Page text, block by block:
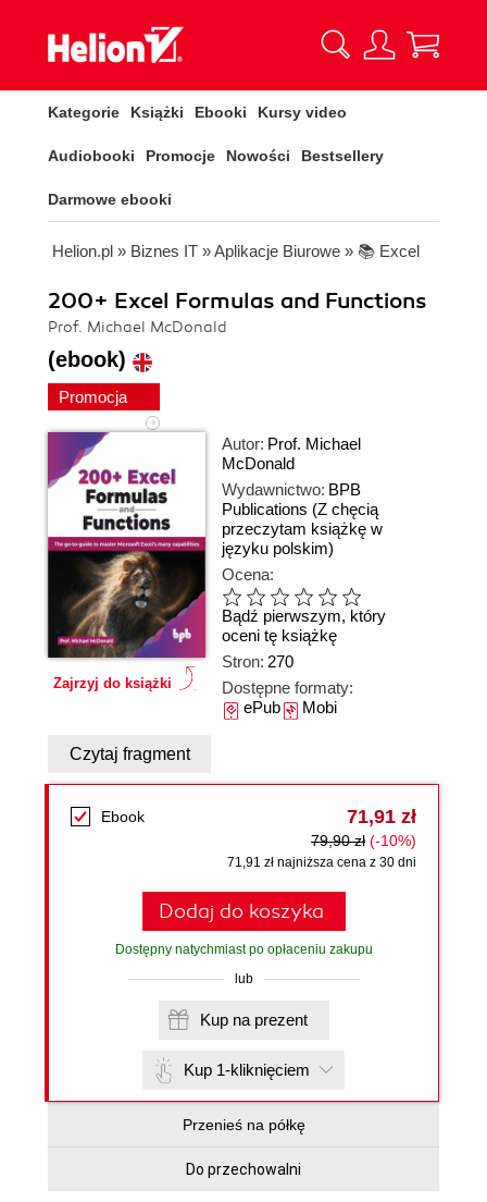
Kategorie Książki Ebooki Kursy video
Audiobooki Promocje Nowości Bestsellery
Darmowe ebooki
Helion.pl » Biznes IT »Aplikacje Biurowe » 📚 Excel
200+ Excel Formulas and Functions
Prof. Michael McDonald
(ebook)
Promocja
Zajrzyj do książki
Autor: Prof. Michael
McDonald
Wydawnictwo: BPB
Publications (Z chęcią
przeczytam książkę w
języku polskim)
Ocena:
Bądź pierwszym, który
oceni tę książkę
Stron: 270
Dostępne formaty:
ePubMobi
Czytaj fragment
Ebook 71,91 zł
79,90 zł (-10%)
71,91 zł najniższa cena z 30 dni
Dodaj do koszyka
Dostępny natychmiast po opłaceniu zakupu
lub
Kup na prezent
Kup 1-kliknięciem
Przenieś na półkę
Do przechowalni